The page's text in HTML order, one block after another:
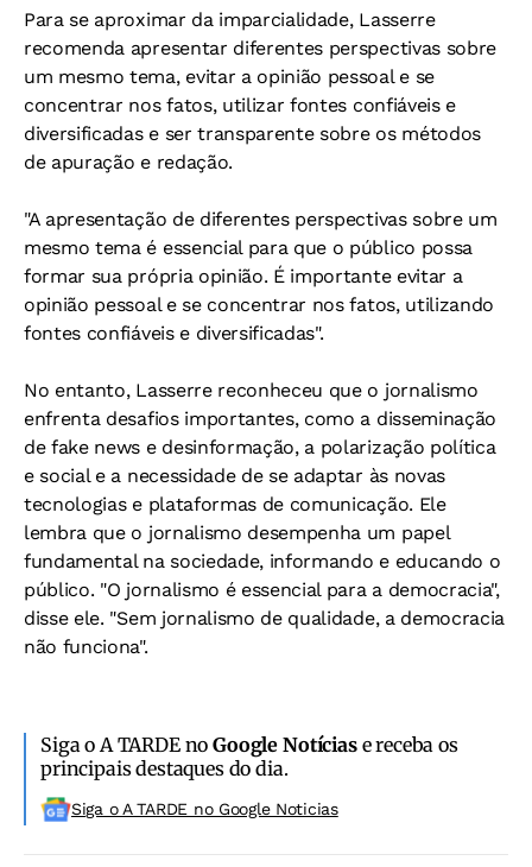
Para se aproximar da imparcialidade, Lasserre
recomenda apresentar diferentes perspectivas sobre
um mesmo tema, evitar a opinião pessoal e se
concentrar nos fatos, utilizar fontes confiáveis e
diversificadas e ser transparente sobre os métodos
de apuração e redação.
"A apresentação de diferentes perspectivas sobre um
mesmo tema é essencial para que o público possa
formar sua própria opinião. É importante evitar a
opinião pessoal e se concentrar nos fatos, utilizando
fontes confiáveis e diversificadas".
No entanto, Lasserre reconheceu que o jornalismo
enfrenta desafios importantes, como a disseminação
de fake news e desinformação, a polarização política
e social e a necessidade de se adaptar às novas
tecnologias e plataformas de comunicação. Ele
lembra que o jornalismo desempenha um papel
fundamental na sociedade, informando e educando o
público. "O jornalismo é essencial para a democracia",
disse ele. "Sem jornalismo de qualidade, a democracia
não funciona".
Siga o A TARDE noGoogle Notíciase receba os
principais destaques do dia.
Siga o A TARDE no Google Noticias